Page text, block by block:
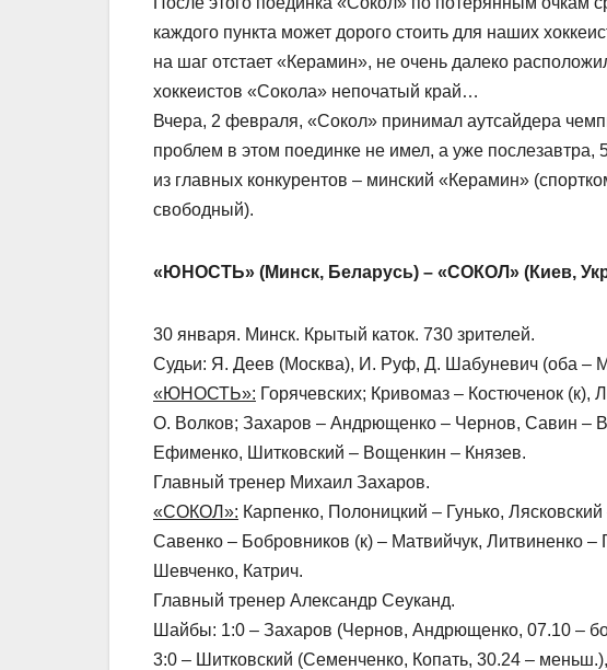
каждого пункта может дорого стоить для наших
на шаг отстает «Керамин», не очень далеко
хоккеистов «Сокола» непочатый край…
Вчера, 2 февраля, «Сокол» принимал аутсайдера
проблем в этом поединке не имел, а уже послезавтра,
из главных конкурентов – минский «Керамин»
свободный).
«ЮНОСТЬ» (Минск, Беларусь) – «СОКОЛ» (Киев,
30 января. Минск. Крытый каток. 730 зрителей.
Судьи: Я. Деев (Москва), И. Руф, Д. Шабуневич (оба –
«ЮНОСТЬ»: Горячевских; Кривомаз – Костюченок
О. Волков; Захаров – Андрющенко – Чернов, Савин –
Ефименко, Шитковский – Вощенкин – Князев.
Главный тренер Михаил Захаров.
«СОКОЛ»: Карпенко, Полоницкий – Гунько,
Савенко – Бобровников (к) – Матвийчук, Литвиненко –
Шевченко, Катрич.
Главный тренер Александр Сеуканд.
Шайбы: 1:0 – Захаров (Чернов, Андрющенко, 07.10 –
3:0 – Шитковский (Семенченко, Копать, 30.24 –